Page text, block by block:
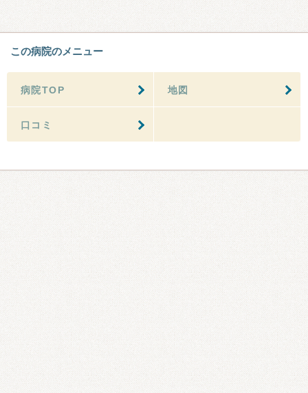
この病院のメニュー
病院TOP 地図
口コミ